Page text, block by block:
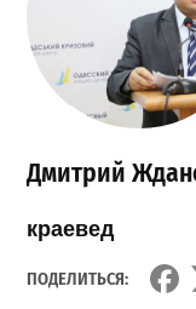
Дмитрий
краевед
ПОДЕЛИТЬСЯ: